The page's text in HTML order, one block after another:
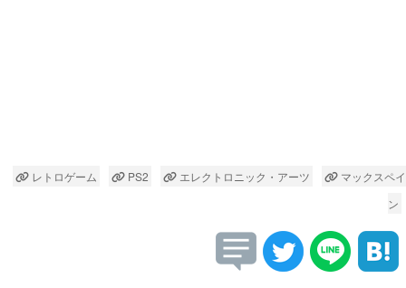
レトロゲーム PS2 エレクトロニック・アーツ
マックスペイ
ン